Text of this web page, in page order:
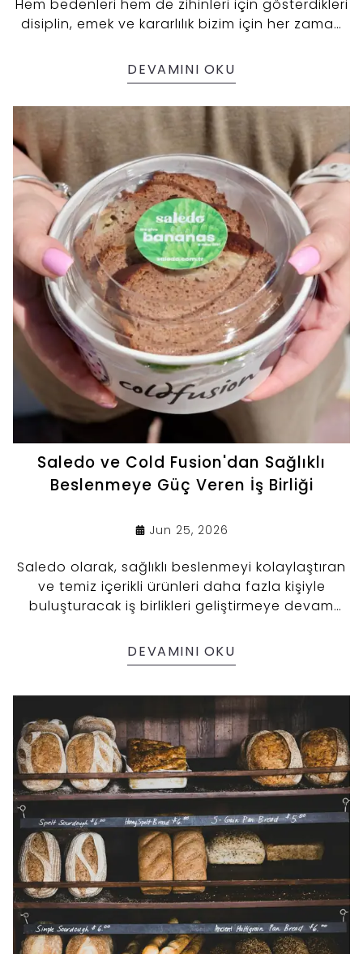
Hem bedenleri hem de zihinleri için gösterdikleri
disiplin, emek ve kararlılık bizim için her zaman
DEVAMINI OKU
Saledo ve Cold Fusion'dan Sağlıklı
Beslenmeye Güç Veren İş Birliği
Jun 25, 2026
Saledo olarak, sağlıklı beslenmeyi kolaylaştıran
ve temiz içerikli ürünleri daha fazla kişiyle
buluşturacak iş birlikleri geliştirmeye devam
DEVAMINI OKU